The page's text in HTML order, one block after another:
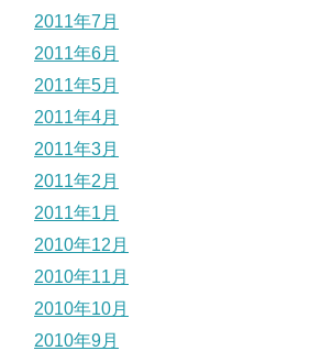
2011年7月
2011年6月
2011年5月
2011年4月
2011年3月
2011年2月
2011年1月
2010年12月
2010年11月
2010年10月
2010年9月